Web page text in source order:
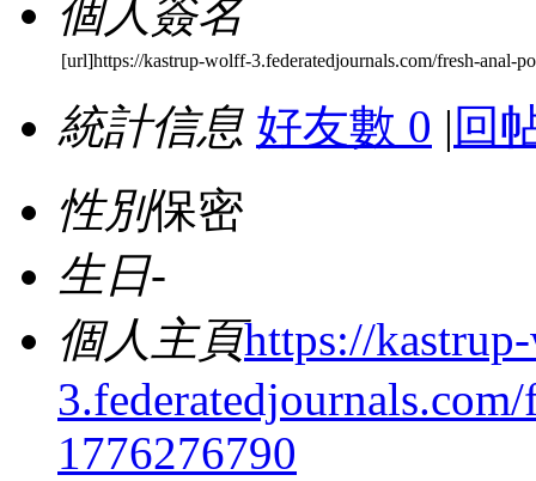
個人簽名
[url]https://kastrup-wolff-3.federatedjournals.com/fresh-anal-
統計信息 好友數 0 | 回
性別保密
生日-
個人主頁https://
1776276790